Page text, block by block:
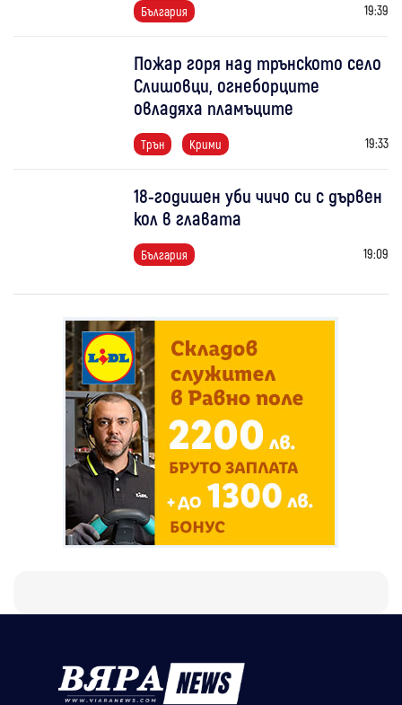
България 19:39
Пожар горя над трънското село
Слишовци, огнеборците
овладяха пламъците
Трън Крими 19:33
18-годишен уби чичо си с дървен
кол в главата
България 19:09